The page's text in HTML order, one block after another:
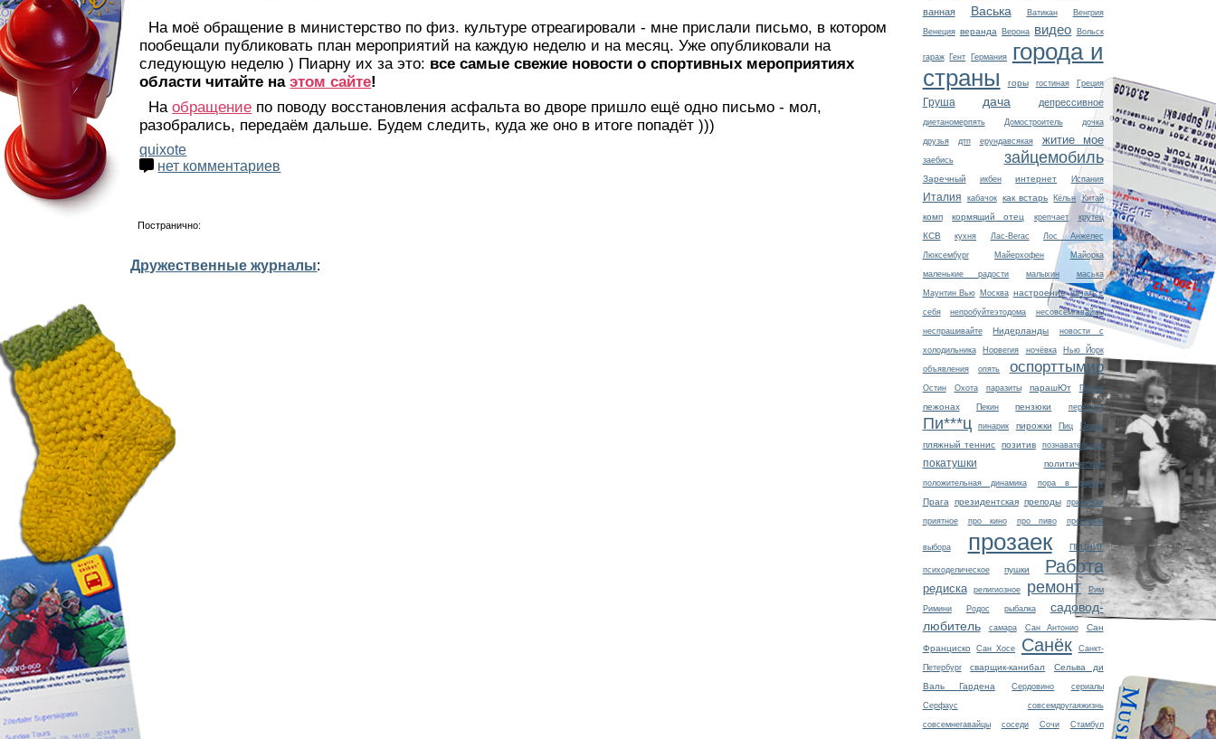
ванная Васька Ватикан Венгрия
Венеция веранда Верона видео Вольск
гараж Гент Германия
города и
страны
горы гостиная Греция
Груша дача депрессивное
диетаномерпять Домостроитель дочка
друзья дтп ерундавсякая житие мое
заебись зайцемобиль
Заречный икбен интернет Испания
Италия кабачок как встарь Кёльн Китай
комп кормящий отец крепчает крутец
КСВ кухня Лас-Вегас Лос Анжелес
Люксембург Майерхофен Майорка
маленькие радости малыхин маська
Маунтин Вью Москва настроение начать с
себя непробуйтеэтодома несовсемгавайцы
неспрашивайте Нидерланды новости с
холодильника Норвегия ночёвка Нью Йорк
объявления опять оспорттымир
Остин Охота паразиты парашЮт Париж
пежонах Пекин пензюки перепост
Пи***ц пинарик пирожки Пиц Плано
пляжный теннис позитив познавательное
покатушки политическое
положительная динамика пора в дорогу
Прага президентская преподы прихожая
приятное про кино про пиво проблема
выбора прозаек ПРЦНИТ
психоделическое пушки Работа
редиска религиозное ремонт Рим
Римини Родос рыбалка
садовод-
любитель
самара Сан Антонио Сан
Франциско Сан Хосе Санёк Санкт-
Петербург сварщик-канибал
Сельва ди
Валь Гардена
Сердовино сериалы
Серфаус совсемдругаяжизнь
совсемнегавайцы соседи Сочи Стамбул
На моё обращение в министерство по физ. культуре отреагировали - мне прислали письмо, в котором
пообещали публиковать план мероприятий на каждую неделю и на месяц. Уже опубликовали на
следующую неделю ) Пиарну их за это: все самые свежие новости о спортивных мероприятиях
области читайте наэтом сайте!
Наобращение по поводу восстановления асфальта во дворе пришло ещё одно письмо - мол,
разобрались, передаём дальше. Будем следить, куда же оно в итоге попадёт )))
quixote
нет комментариев
Постранично:
Дружественные журналы: